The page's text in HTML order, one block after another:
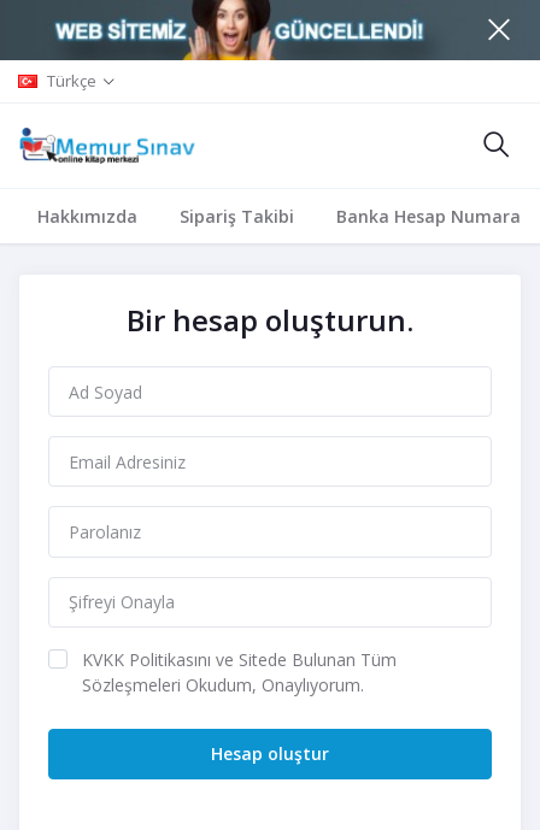
Türkçe
Hakkımızda Sipariş Takibi Banka Hesap
Bir hesap oluşturun.
KVKK Politikasını ve Sitede Bulunan Tüm
Sözleşmeleri Okudum, Onaylıyorum.
Hesap oluştur